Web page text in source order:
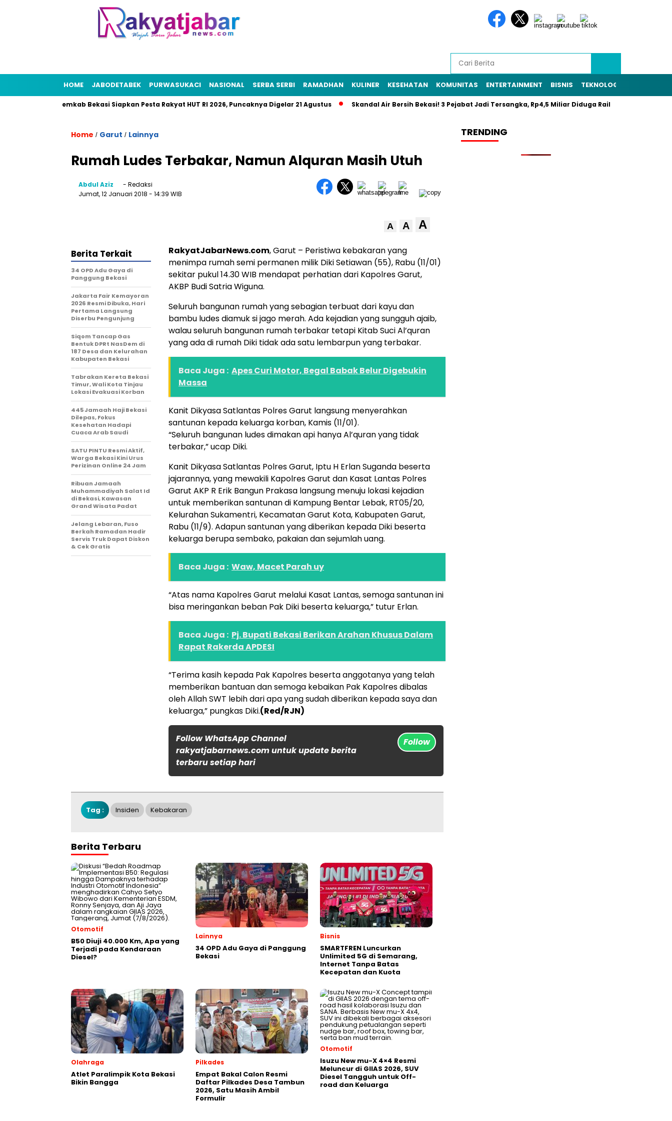
HOME JABODETABEK PURWASUKACI NASIONAL SERBA SERBI RAMADHAN KULINER KESEHATAN KOMUNITAS ENTERTAINMENT BISNIS TEKNOLOGI
Pemkab Bekasi Siapkan Pesta Rakyat HUT RI 2026, Puncaknya Digelar 21 Agustus Skandal Air Bersih Bekasi! 3 Pejabat Jadi Tersangka, Rp4,5 Miliar Diduga Raib
Home / Garut / Lainnya
Rumah Ludes Terbakar, Namun Alquran Masih Utuh
Abdul Aziz
- Redaksi
Jumat, 12 Januari 2018 - 14:39 WIB
A A A
RakyatJabarNews.com, Garut – Peristiwa kebakaran yang
menimpa rumah semi permanen milik Diki Setiawan (55), Rabu (11/01)
sekitar pukul 14.30 WIB mendapat perhatian dari Kapolres Garut,
AKBP Budi Satria Wiguna.
Seluruh bangunan rumah yang sebagian terbuat dari kayu dan
bambu ludes diamuk si jago merah. Ada kejadian yang sungguh ajaib,
walau seluruh bangunan rumah terbakar tetapi Kitab Suci Al’quran
yang ada di rumah Diki tidak ada satu lembarpun yang terbakar.
Baca Juga : Apes Curi Motor, Begal Babak Belur Digebukin
Massa
Kanit Dikyasa Satlantas Polres Garut langsung menyerahkan
santunan kepada keluarga korban, Kamis (11/01).
“Seluruh bangunan ludes dimakan api hanya Al’quran yang tidak
terbakar,” ucap Diki.
Kanit Dikyasa Satlantas Polres Garut, Iptu H Erlan Suganda beserta
jajarannya, yang mewakili Kapolres Garut dan Kasat Lantas Polres
Garut AKP R Erik Bangun Prakasa langsung menuju lokasi kejadian
untuk memberikan santunan di Kampung Bentar Lebak, RT05/20,
Kelurahan Sukamentri, Kecamatan Garut Kota, Kabupaten Garut,
Rabu (11/9). Adapun santunan yang diberikan kepada Diki beserta
keluarga berupa sembako, pakaian dan sejumlah uang.
Baca Juga : Waw, Macet Parah uy
“Atas nama Kapolres Garut melalui Kasat Lantas, semoga santunan ini
bisa meringankan beban Pak Diki beserta keluarga,” tutur Erlan.
Baca Juga : Pj. Bupati Bekasi Berikan Arahan Khusus Dalam
Rapat Rakerda APDESI
“Terima kasih kepada Pak Kapolres beserta anggotanya yang telah
memberikan bantuan dan semoga kebaikan Pak Kapolres dibalas
oleh Allah SWT lebih dari apa yang sudah diberikan kepada saya dan
keluarga,” pungkas Diki.(Red/RJN)
Follow WhatsApp Channel
rakyatjabarnews.com untuk update berita
terbaru setiap hari
Follow
Berita Terkait
34 OPD Adu Gaya di
Panggung Bekasi
Jakarta Fair Kemayoran
2026 Resmi Dibuka, Hari
Pertama Langsung
Diserbu Pengunjung
Siqom Tancap Gas
Bentuk DPRt NasDem di
187 Desa dan Kelurahan
Kabupaten Bekasi
Tabrakan Kereta Bekasi
Timur, Wali Kota Tinjau
Lokasi Evakuasi Korban
445 Jamaah Haji Bekasi
Dilepas, Fokus
Kesehatan Hadapi
Cuaca Arab Saudi
SATU PINTU Resmi Aktif,
Warga Bekasi Kini Urus
Perizinan Online 24 Jam
Ribuan Jamaah
Muhammadiyah Salat Id
di Bekasi, Kawasan
Grand Wisata Padat
Jelang Lebaran, Fuso
Berkah Ramadan Hadir
Servis Truk Dapat Diskon
& Cek Gratis
Tag : Insiden Kebakaran
Berita Terbaru
Otomotif
B50 Diuji 40.000 Km, Apa yang
Terjadi pada Kendaraan
Diesel?
Lainnya
34 OPD Adu Gaya di Panggung
Bekasi
Bisnis
SMARTFREN Luncurkan
Unlimited 5G di Semarang,
Internet Tanpa Batas
Kecepatan dan Kuota
Olahraga
Atlet Paralimpik Kota Bekasi
Bikin Bangga
Pilkades
Empat Bakal Calon Resmi
Daftar Pilkades Desa Tambun
2026, Satu Masih Ambil
Formulir
Otomotif
Isuzu New mu-X 4×4 Resmi
Meluncur di GIIAS 2026, SUV
Diesel Tangguh untuk Off-
road dan Keluarga
TRENDING